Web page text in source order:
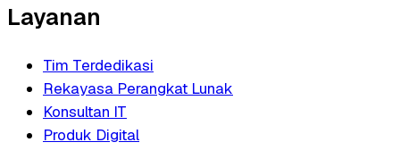
Layanan
Tim Terdedikasi
Rekayasa Perangkat Lunak
Konsultan IT
Produk Digital